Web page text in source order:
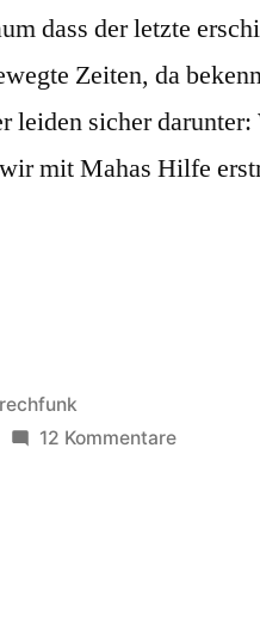
dass der letzte
Zeiten, da
leiden sicher
mit Mahas Hilfe
12 Kommentarezu